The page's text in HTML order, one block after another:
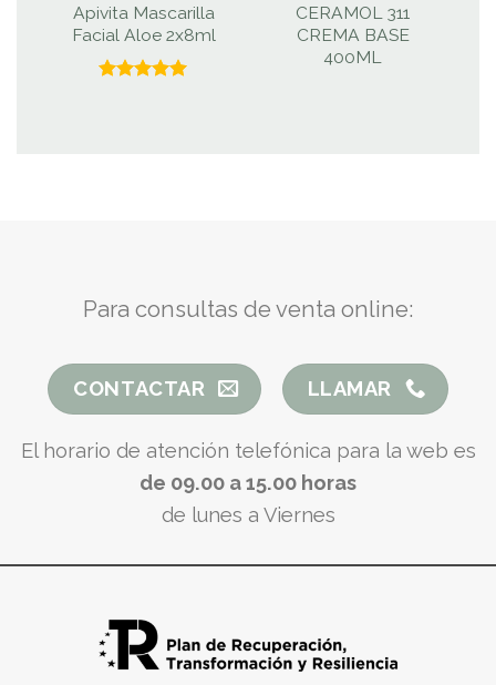
Apivita Mascarilla
Facial Aloe 2x8ml
CERAMOL 311
CREMA BASE
400ML
Para consultas de venta online:
CONTACTAR LLAMAR
El horario de atención telefónica para la web es
de 09.00 a 15.00 horas
de lunes a Viernes